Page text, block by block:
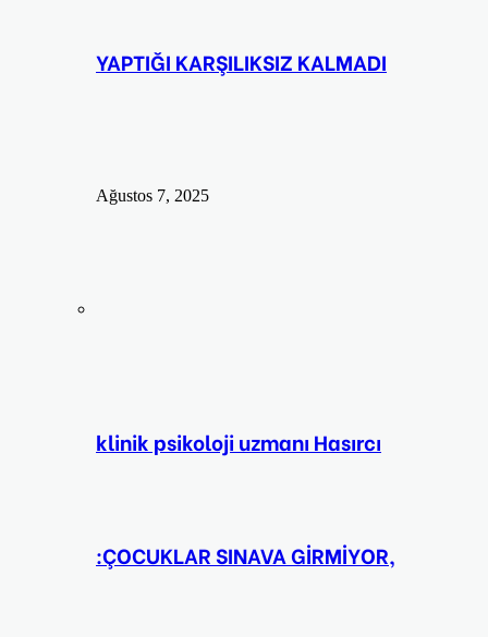
YAPTIĞI KARŞILIKSIZ KALMADI
Ağustos 7, 2025
klinik psikoloji uzmanı Hasırcı
:ÇOCUKLAR SINAVA GİRMİYOR,